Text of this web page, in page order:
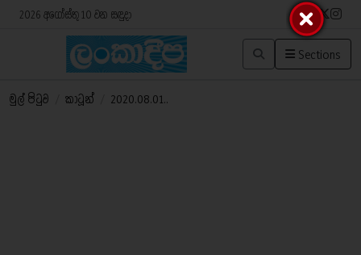
2026 අගෝස්තු 10 වන සඳුදා
Sections
මුල් පිටුව කාටූන් 2020.08.01..